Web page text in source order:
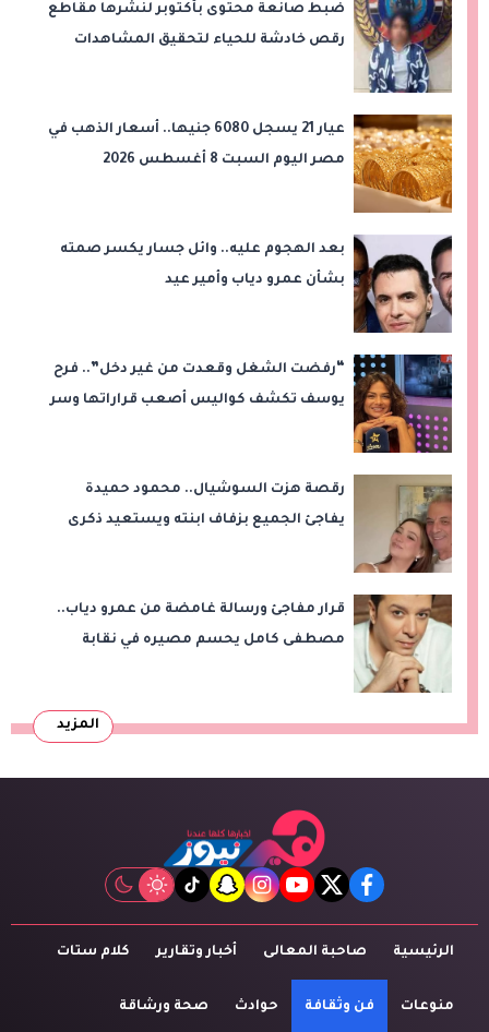
ضبط صانعة محتوى بأكتوبر لنشرها مقاطع
رقص خادشة للحياء لتحقيق المشاهدات
عيار 21 يسجل 6080 جنيها.. أسعار الذهب في
مصر اليوم السبت 8 أغسطس 2026
بعد الهجوم عليه.. وائل جسار يكسر صمته
بشأن عمرو دياب وأمير عيد
“رفضت الشغل وقعدت من غير دخل”.. فرح
يوسف تكشف كواليس أصعب قراراتها وسر
رقصة هزت السوشيال.. محمود حميدة
يفاجئ الجميع بزفاف ابنته ويستعيد ذكرى
قرار مفاجئ ورسالة غامضة من عمرو دياب..
مصطفى كامل يحسم مصيره في نقابة
المزيد
facebook
twitter
youtube
instagram
snapchat
tiktok
الرئيسية صاحبة المعالى أخبار وتقارير كلام ستات
منوعات فن وثقافة حوادث صحة ورشاقة